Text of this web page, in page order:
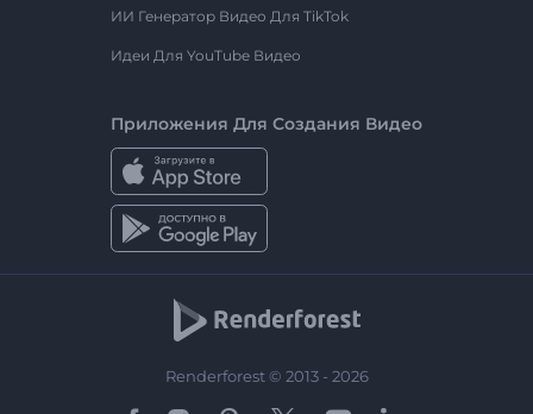
ИИ Генератор Видео Для TikTok
Идеи Для YouTube Видео
Приложения Для Создания Видео
Renderforest © 2013 - 2026